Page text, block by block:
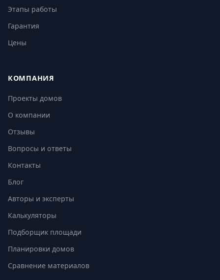
Этапы работы
Гарантия
Цены
КОМПАНИЯ
Проекты домов
О компании
Отзывы
Вопросы и ответы
Контакты
Блог
Авторы и эксперты
Калькуляторы
Подборщик площади
Планировки домов
Сравнение материалов